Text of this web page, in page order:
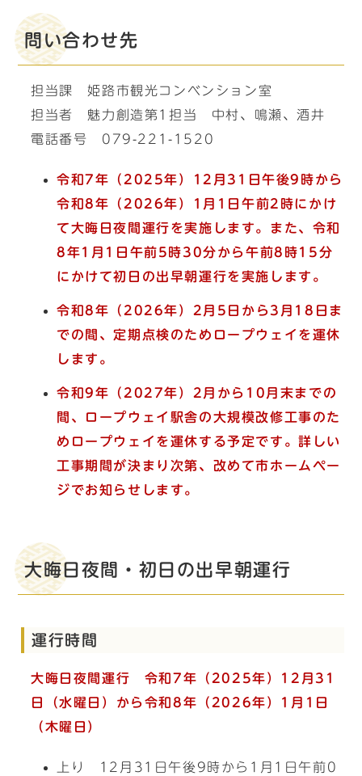
問い合わせ先
担当課 姫路市観光コンベンション室
担当者 魅力創造第1担当 中村、鳴瀬、酒井
電話番号 079-221-1520
令和7年（2025年）12月31日午後9時から
令和8年（2026年）1月1日午前2時にかけ
て大晦日夜間運行を実施します。また、令和
8年1月1日午前5時30分から午前8時15分
にかけて初日の出早朝運行を実施します。
令和8年（2026年）2月5日から3月18日ま
での間、定期点検のため ロープウェイを運休
します。
令和9年（2027年）2月から 10 月末までの
間、
ロープウェイ駅舎の大規模改修工事のた
めロープウェイを運休する予定です。詳しい
工事期間が決まり次第、改めて市ホームペー
ジでお知らせします。
大晦日夜間・初日の出早朝運行
運行時間
大晦日夜間運行 令和7年（2025年）12月31
日（水曜日）から令和8年（2026年）1月1日
（木曜日）
上り 12月31日午後9時から1月1日午前0